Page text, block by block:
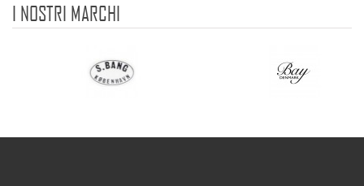
I NOSTRI MARCHI